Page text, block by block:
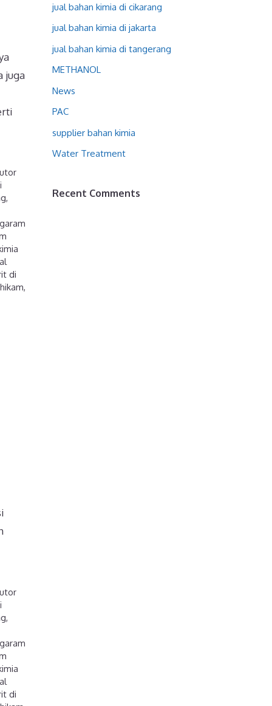
juga
,
garam
di
,
garam
di
jual bahan kimia di cikarang
jual bahan kimia di jakarta
jual bahan kimia di tangerang
METHANOL
News
PAC
supplier bahan kimia
Water Treatment
Recent Comments